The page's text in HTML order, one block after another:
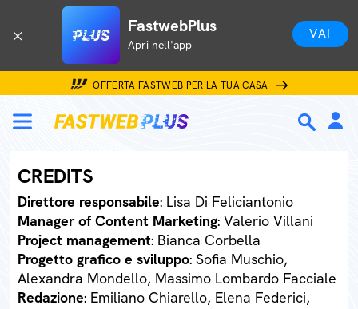
FastwebPlus
Apri nell'app
VAI
OFFERTA FASTWEB PER LA TUA CASA
CREDITS
Direttore responsabile: Lisa Di Feliciantonio
Manager of Content Marketing: Valerio Villani
Project management: Bianca Corbella
Progetto grafico e sviluppo: Sofia Muschio,
Alexandra Mondello, Massimo Lombardo Facciale
Redazione: Emiliano Chiarello, Elena Federici,